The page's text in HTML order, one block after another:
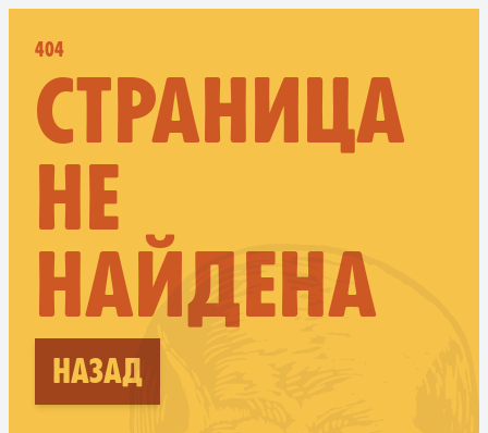
404
СТРАНИЦА
НЕ
НАЙДЕНА
Назад